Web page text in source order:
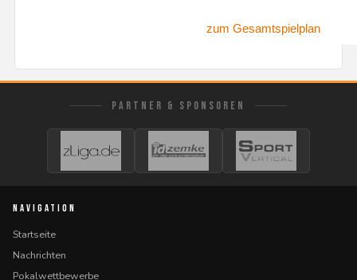
zum Gesamtspielplan
PARTNER & SPONSOREN
NAVIGATION
Startseite
Nachrichten
Pokalwettbewerbe